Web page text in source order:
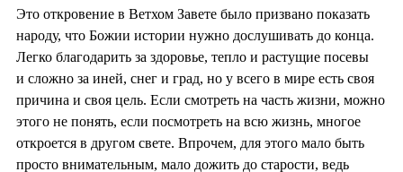
Это откровение в Ветхом Завете было призвано показать
народу, что Божии истории нужно дослушивать до конца.
Легко благодарить за здоровье, тепло и растущие посевы
и сложно за иней, снег и град, но у всего в мире есть своя
причина и своя цель. Если смотреть на часть жизни, можно
этого не понять, если посмотреть на всю жизнь, многое
откроется в другом свете. Впрочем, для этого мало быть
просто внимательным, мало дожить до старости, ведь